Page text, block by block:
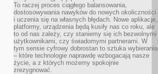
To raczej proces ciągłego balansowania,
dostosowywania nawyków do nowych okoliczności
i uczenia się na własnych błędach. Nowe aplikacje,
platformy, urządzenia będą kusiły nas co roku, ale
to od nas zależy, czy staniemy się ich bezwolnymi
użytkownikami, czy świadomymi partnerami. W
tym sensie cyfrowy dobrostan to sztuka wybierania
– które technologie naprawdę wzbogacają nasze
życie, a z których możemy spokojnie
zrezygnować.